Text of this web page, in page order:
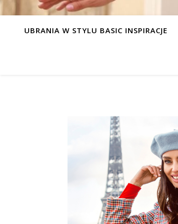
UBRANIA W STYLU BASIC INSPIRACJE